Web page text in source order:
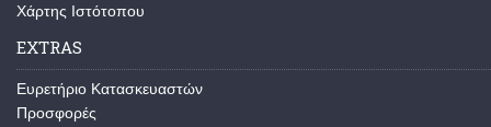
Χάρτης Ιστότοπου
EXTRAS
Ευρετήριο Κατασκευαστών
Προσφορές